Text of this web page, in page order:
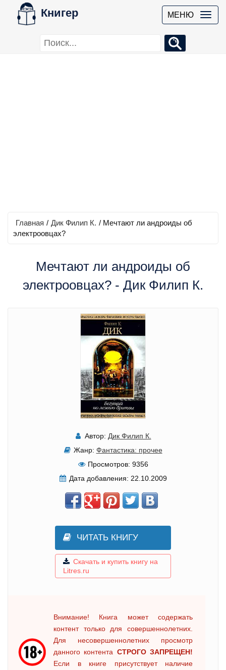
Книгер МЕНЮ
Главная / Дик Филип К. / Мечтают ли андроиды об
электроовцах?
Мечтают ли андроиды об
электроовцах? - Дик Филип К.
Автор: Дик Филип К.
Жанр: Фантастика: прочее
Просмотров: 9356
Дата добавления: 22.10.2009
ЧИТАТЬ КНИГУ
Скачать и купить книгу на
Litres.ru
Внимание! Книга может содержать
контент только для совершеннолетних.
Для несовершеннолетних просмотр
данного контента СТРОГО ЗАПРЕЩЕН!
Если в книге присутствует наличие